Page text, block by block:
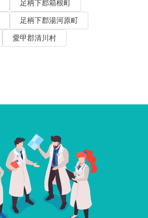
足柄下郡箱根町
足柄下郡湯河原町
愛甲郡清川村